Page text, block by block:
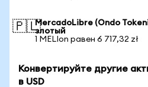
🇵🇱MercadoLibre (Ondo
злотый
1 MELIon равен 6 717,32 zł
Конвертируйте другие
в USD